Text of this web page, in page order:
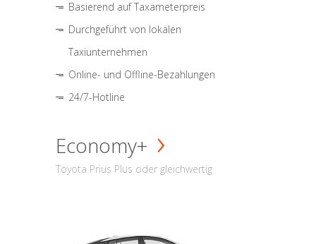
Basierend auf Taxameterpreis
Durchgeführt von lokalen
Taxiunternehmen
Online- und Offline-Bezahlungen
24/7-Hotline
Economy+
Toyota Prius Plus oder gleichwertig